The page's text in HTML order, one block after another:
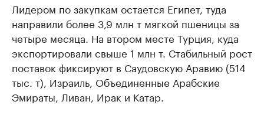
Лидером по закупкам остается Египет, туда
направили более 3,9 млн т мягкой пшеницы за
четыре месяца. На втором месте Турция, куда
экспортировали свыше 1 млн т. Стабильный рост
поставок фиксируют в Саудовскую Аравию (514
тыс. т), Израиль, Объединенные Арабские
Эмираты, Ливан, Ирак и Катар.